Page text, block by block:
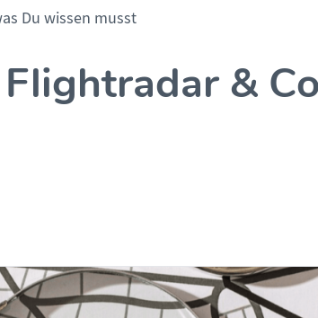
Du wissen musst
&